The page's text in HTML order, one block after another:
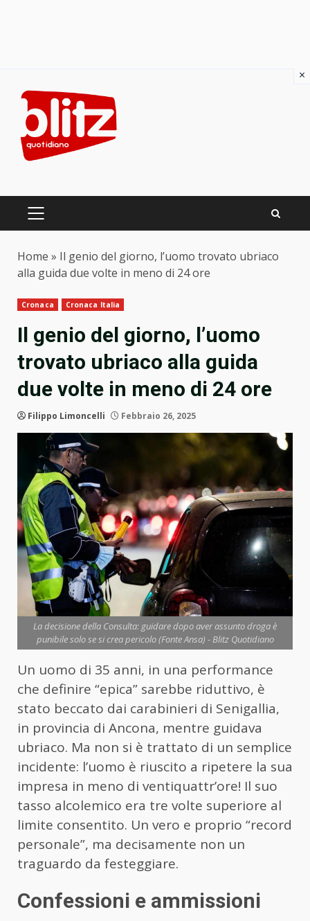
content
PRIMARY
Home » Il genio del giorno, l’uomo trovato ubriaco
alla guida due volte in meno di 24 ore
Cronaca Cronaca Italia
Il genio del giorno, l’uomo
trovato ubriaco alla guida
due volte in meno di 24 ore
Filippo Limoncelli Febbraio 26, 2025
La decisione della Consulta: guidare dopo aver assunto droga è
punibile solo se si crea pericolo (Fonte Ansa) - Blitz Quotidiano
Un uomo di 35 anni, in una performance
che definire “epica” sarebbe riduttivo, è
stato beccato dai carabinieri di Senigallia,
in provincia di Ancona, mentre guidava
ubriaco. Ma non si è trattato di un semplice
incidente: l’uomo è riuscito a ripetere la sua
impresa in meno di ventiquattr’ore! Il suo
tasso alcolemico era tre volte superiore al
limite consentito. Un vero e proprio “record
personale”, ma decisamente non un
traguardo da festeggiare.
Confessioni e ammissioni
×